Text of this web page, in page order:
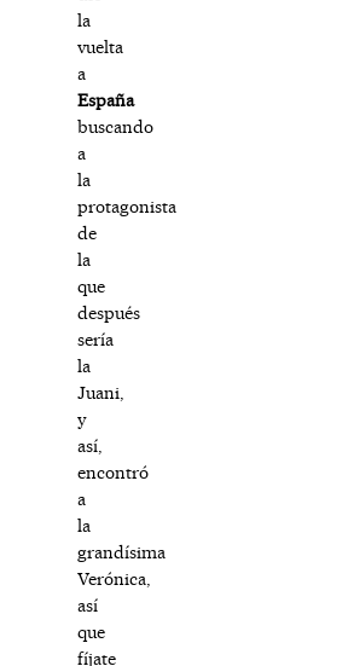
la
vuelta
a
España
buscando
a
la
protagonista
de
la
que
después
sería
la
Juani,
y
así,
encontró
a
la
grandísima
Verónica,
así
que
fíjate